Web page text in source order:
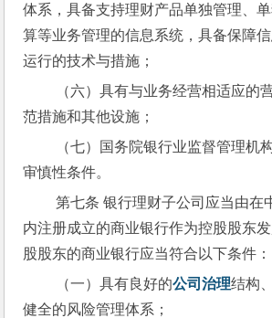
体系，具备支持理财产品单独管理、
算等业务管理的信息系统，具备保障
运行的技术与措施；
范措施和其他设施；
审慎性条件。
第七条 银行理财子公司应当由在中华人民共和国境
内注册成立的商业银行作为控股股东
股股东的商业银行应当符合以下条件：
（一）具有良好的公司治理结构
健全的风险管理体系；